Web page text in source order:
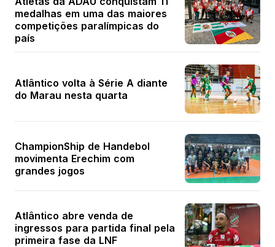
medalhas em uma das maiores
competições paralímpicas do
país
Atlântico volta à Série A diante
do Marau nesta quarta
ChampionShip de Handebol
movimenta Erechim com
grandes jogos
Atlântico abre venda de
ingressos para partida final pela
primeira fase da LNF